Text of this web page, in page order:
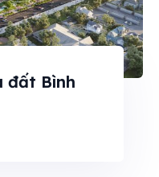
đất Bình